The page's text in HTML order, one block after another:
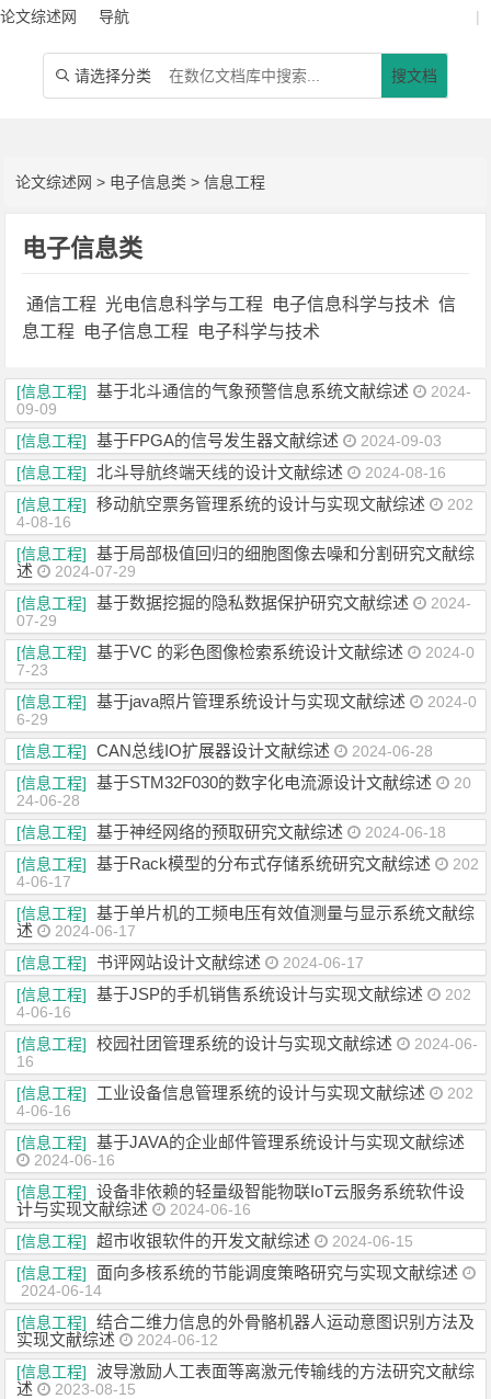
论文综述网 导航 |
 请选择分类 搜文档
论文综述网 > 电子信息类 >信息工程
电子信息类
通信工程 光电信息科学与工程 电子信息科学与技术 信
息工程
电子信息工程 电子科学与技术
[信息工程] 基于北斗通信的气象预警信息系统文献综述
2024-
09-09
[信息工程]
基于FPGA的信号发生器文献综述
2024-09-03
[信息工程]
北斗导航终端天线的设计文献综述
2024-08-16
[信息工程]
移动航空票务管理系统的设计与实现文献综述
202
4-08-16
[信息工程]
基于局部极值回归的细胞图像去噪和分割研究文献综
述
2024-07-29
[信息工程]
基于数据挖掘的隐私数据保护研究文献综述
2024-
07-29
[信息工程]
基于VC 的彩色图像检索系统设计文献综述
2024-0
7-23
[信息工程]
基于java照片管理系统设计与实现文献综述
2024-0
6-29
[信息工程]
CAN总线IO扩展器设计文献综述
2024-06-28
[信息工程]
基于STM32F030的数字化电流源设计文献综述
20
24-06-28
[信息工程]
基于神经网络的预取研究文献综述
2024-06-18
[信息工程]
基于Rack模型的分布式存储系统研究文献综述
202
4-06-17
[信息工程]
基于单片机的工频电压有效值测量与显示系统文献综
述
2024-06-17
[信息工程]
书评网站设计文献综述
2024-06-17
[信息工程]
基于JSP的手机销售系统设计与实现文献综述
202
4-06-16
[信息工程]
校园社团管理系统的设计与实现文献综述
2024-06-
16
[信息工程]
工业设备信息管理系统的设计与实现文献综述
202
4-06-16
[信息工程]
基于JAVA的企业邮件管理系统设计与实现文献综述
2024-06-16
[信息工程]
设备非依赖的轻量级智能物联IoT云服务系统软件设
计与实现文献综述
2024-06-16
[信息工程]
超市收银软件的开发文献综述
2024-06-15
[信息工程]
面向多核系统的节能调度策略研究与实现文献综述
2024-06-14
[信息工程]
结合二维力信息的外骨骼机器人运动意图识别方法及
实现文献综述
2024-06-12
[信息工程]
波导激励人工表面等离激元传输线的方法研究文献综
述
2023-08-15